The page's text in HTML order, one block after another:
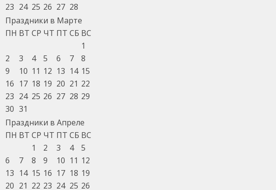
23 24 25 26 27 28
Праздники в Марте
ПН ВТ СР ЧТ ПТ СБ ВС
1
2
3 4 5 6 7
8
9
10 11 12 13 14 15
16 17 18 19 20 21 22
23 24 25 26 27 28 29
30 31
Праздники в Апреле
ПН ВТ СР ЧТ ПТ СБ ВС
1
2 3 4
5
6
7 8 9 10 11 12
13 14 15 16 17 18 19
20 21 22 23 24 25 26